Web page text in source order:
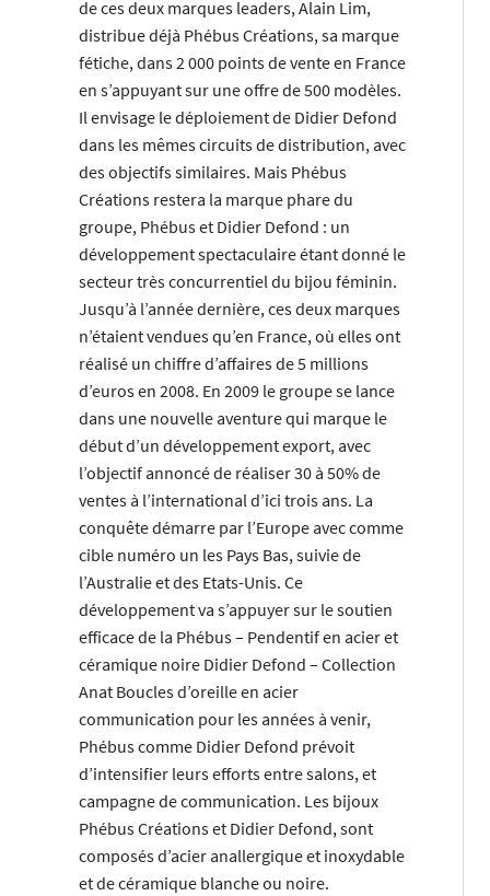
de ces deux marques leaders, Alain Lim,
distribue déjà Phébus Créations, sa marque
fétiche, dans 2 000 points de vente en France
en s’appuyant sur une offre de 500 modèles.
Il envisage le déploiement de Didier Defond
dans les mêmes circuits de distribution, avec
des objectifs similaires. Mais Phébus
Créations restera la marque phare du
groupe, Phébus et Didier Defond : un
développement spectaculaire étant donné le
secteur très concurrentiel du bijou féminin.
Jusqu’à l’année dernière, ces deux marques
n’étaient vendues qu’en France, où elles ont
réalisé un chiffre d’affaires de 5 millions
d’euros en 2008. En 2009 le groupe se lance
dans une nouvelle aventure qui marque le
début d’un développement export, avec
l’objectif annoncé de réaliser 30 à 50% de
ventes à l’international d’ici trois ans. La
conquête démarre par l’Europe avec comme
cible numéro un les Pays Bas, suivie de
l’Australie et des Etats-Unis. Ce
développement va s’appuyer sur le soutien
efficace de la Phébus – Pendentif en acier et
céramique noire Didier Defond – Collection
Anat Boucles d’oreille en acier
communication pour les années à venir,
Phébus comme Didier Defond prévoit
d’intensifier leurs efforts entre salons, et
campagne de communication. Les bijoux
Phébus Créations et Didier Defond, sont
composés d’acier anallergique et inoxydable
et de céramique blanche ou noire.